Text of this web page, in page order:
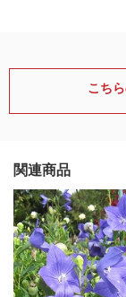
こち
関連商品